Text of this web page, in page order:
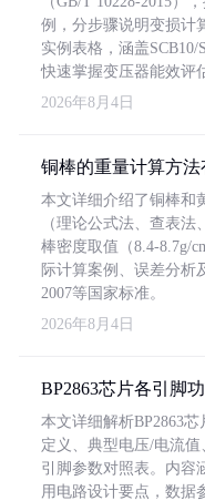
例，分步骤说明变损计
实例表格，涵盖
快速掌握变压器能效评
2026年8月4日
铜棒的重量计算方法
本文详细介绍了铜棒和
（理论公式法、查表
棒密度取值（8.4-8.7g/
际计算案例、误差分析
2007等国家标准。
2026年8月4日
BP2863芯片各引脚
本文详细解析BP2863
定义、典型电压/电流
引脚参数对照表。内容
用电路设计要点，数据